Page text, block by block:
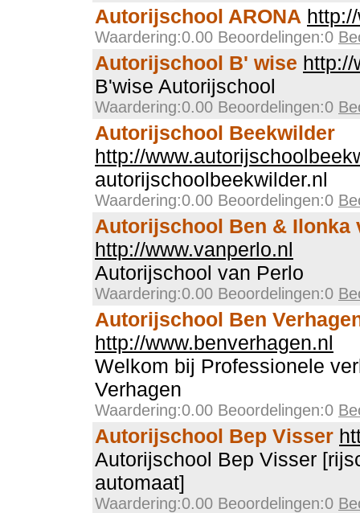
Autorijschool ARONA
Waardering:0.00 Beoordelingen:0
Autorijschool B' wise http://
B'wise Autorijschool
Waardering:0.00 Beoordelingen:0
Autorijschool Beekwilder
http://
autorijschoolbeekwilder.nl
Waardering:0.00 Beoordelingen:0
Autorijschool Ben & Ilonka
http://www.vanperlo.nl
Autorijschool van Perlo
Waardering:0.00 Beoordelingen:0
Autorijschool Ben
http://www.benverhagen.nl
Welkom bij Professionele
Verhagen
Waardering:0.00 Beoordelingen:0
Autorijschool Bep Visser
Autorijschool Bep Visser
automaat]
Waardering:0.00 Beoordelingen:0